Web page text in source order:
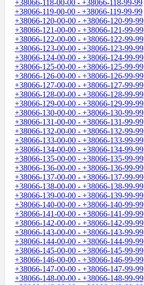
+38066-118-00-00 - +38066-118-99-99
+38066-119-00-00 - +38066-119-99-99
+38066-120-00-00 - +38066-120-99-99
+38066-121-00-00 - +38066-121-99-99
+38066-122-00-00 - +38066-122-99-99
+38066-123-00-00 - +38066-123-99-99
+38066-124-00-00 - +38066-124-99-99
+38066-125-00-00 - +38066-125-99-99
+38066-126-00-00 - +38066-126-99-99
+38066-127-00-00 - +38066-127-99-99
+38066-128-00-00 - +38066-128-99-99
+38066-129-00-00 - +38066-129-99-99
+38066-130-00-00 - +38066-130-99-99
+38066-131-00-00 - +38066-131-99-99
+38066-132-00-00 - +38066-132-99-99
+38066-133-00-00 - +38066-133-99-99
+38066-134-00-00 - +38066-134-99-99
+38066-135-00-00 - +38066-135-99-99
+38066-136-00-00 - +38066-136-99-99
+38066-137-00-00 - +38066-137-99-99
+38066-138-00-00 - +38066-138-99-99
+38066-139-00-00 - +38066-139-99-99
+38066-140-00-00 - +38066-140-99-99
+38066-141-00-00 - +38066-141-99-99
+38066-142-00-00 - +38066-142-99-99
+38066-143-00-00 - +38066-143-99-99
+38066-144-00-00 - +38066-144-99-99
+38066-145-00-00 - +38066-145-99-99
+38066-146-00-00 - +38066-146-99-99
+38066-147-00-00 - +38066-147-99-99
+38066-148-00-00 - +38066-148-99-99